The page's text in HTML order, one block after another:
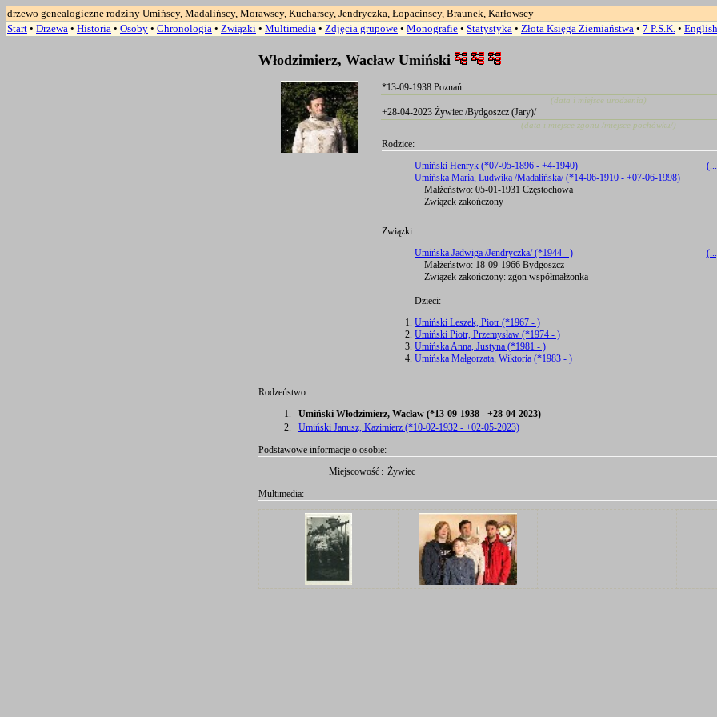
drzewo genealogiczne rodziny Umińscy, Madalińscy, Morawscy, Kucharscy, Jendryczka, Łopacinscy, Braunek, Karłowscy
Start • Drzewa • Historia • Osoby • Chronologia • Związki • Multimedia • Zdjęcia grupowe • Monografie • Statystyka • Złota Księga Ziemiaństwa • 7 P.S.K. • English
Włodzimierz, Wacław Umiński
*13-09-1938 Poznań
(data i miejsce urodzenia)
+28-04-2023 Żywiec /Bydgoszcz (Jary)/
(data i miejsce zgonu /miejsce pochówku/)
Rodzice:
Umiński Henryk (*07-05-1896 - +4-1940)
Umińska Maria, Ludwika /Madalińska/ (*14-06-1910 - +07-06-1998)
Małżeństwo: 05-01-1931 Częstochowa
Związek zakończony
Związki:
Umińska Jadwiga /Jendryczka/ (*1944 - )
Małżeństwo: 18-09-1966 Bydgoszcz
Związek zakończony: zgon współmałżonka
Dzieci:
Umiński Leszek, Piotr (*1967 - )
Umiński Piotr, Przemysław (*1974 - )
Umińska Anna, Justyna (*1981 - )
Umińska Małgorzata, Wiktoria (*1983 - )
Rodzeństwo:
1.
Umiński Włodzimierz, Wacław (*13-09-1938 - +28-04-2023)
2.
Umiński Janusz, Kazimierz (*10-02-1932 - +02-05-2023)
Podstawowe informacje o osobie:
Miejscowość : Żywiec
Multimedia: